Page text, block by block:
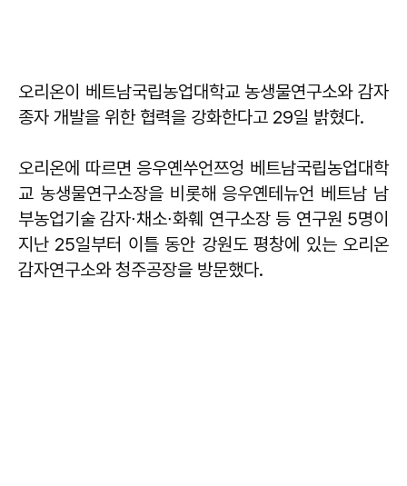
오리온이 베트남국립농업대학교 농생물연구소와 감자
종자 개발을 위한 협력을 강화한다고 29일 밝혔다.
오리온에 따르면 응우옌쑤언쯔엉 베트남국립농업대학
교 농생물연구소장을 비롯해 응우옌테뉴언 베트남 남
부농업기술 감자∙채소∙화훼 연구소장 등 연구원 5명이
지난 25일부터 이틀 동안 강원도 평창에 있는 오리온
감자연구소와 청주공장을 방문했다.